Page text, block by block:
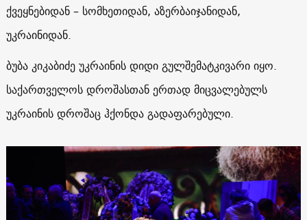
ქვეყნებიდან – სომხეთიდან, აზერბაიჯანიდან,
უკრაინიდან.
ბუბა კიკაბიძე უკრაინის დიდი გულშემატკივარი იყო.
საქართველოს დროშასთან ერთად მიცვალებულს
უკრაინის დროშაც ჰქონდა გადაფარებული.